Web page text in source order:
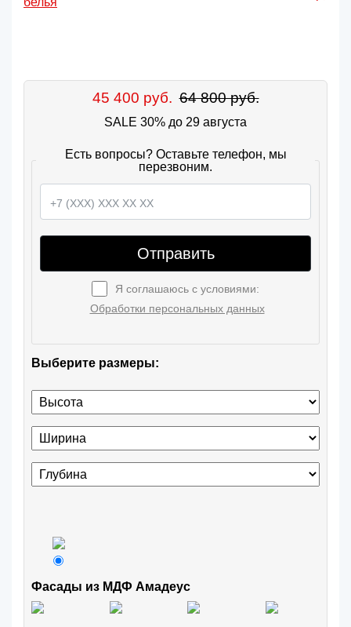
45 400 руб. 64 800 руб.
SALE 30% до 29 августа
Есть вопросы? Оставьте телефон, мы
перезвоним.
Отправить
Я соглашаюсь с условиями:
Обработки персональных данных
Выберите размеры:
Фасады из МДФ Амадеус